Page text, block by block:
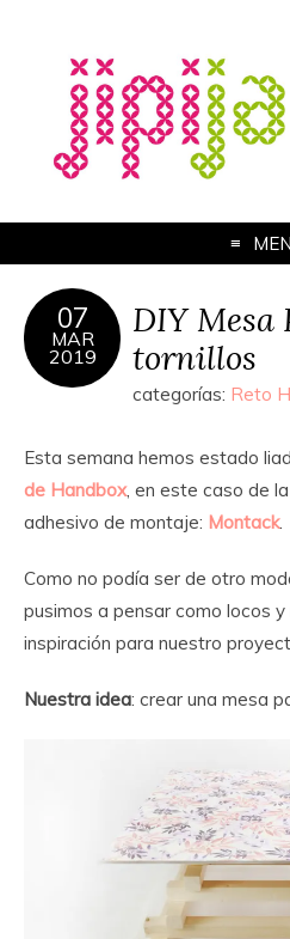
07
MAR
2019
DIY
tornillos
categorías: Reto
Esta semana hemos estado
de Handbox, en este caso de
adhesivo de montaje: Montack.
Como no podía ser de otro
pusimos a pensar como locos
inspiración para nuestro
Nuestra idea: crear una mesa